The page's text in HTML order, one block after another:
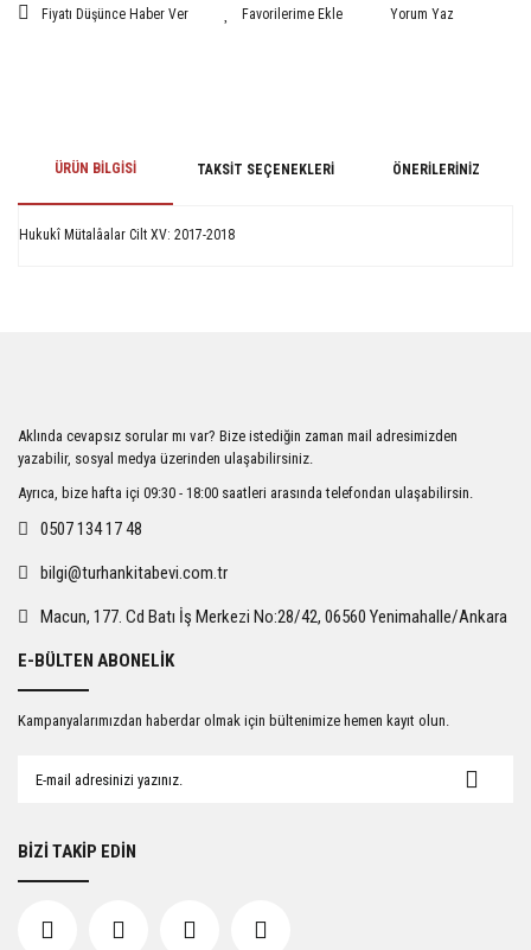
Fiyatı Düşünce Haber Ver Yorum Yaz
ÜRÜN BILGISI TAKSIT SEÇENEKLERI ÖNERILERINIZ
Hukukî Mütalâalar Cilt XV: 2017-2018
Ürün açıklamasında eksik bilgiler bulunuyor.
Ürün bilgilerinde hatalar bulunuyor.
Ürün fiyatı diğer sitelerden daha pahalı.
Gönder
Aklında cevapsız sorular mı var? Bize istediğin zaman mail adresimizden
yazabilir, sosyal medya üzerinden ulaşabilirsiniz.
Ayrıca, bize hafta içi 09:30 - 18:00 saatleri arasında telefondan ulaşabilirsin.
0507 134 17 48
bilgi@turhankitabevi.com.tr
Macun, 177. Cd Batı İş Merkezi No:28/42, 06560 Yenimahalle/Ankara
E-BÜLTEN ABONELİK
Kampanyalarımızdan haberdar olmak için bültenimize hemen kayıt olun.
BİZİ TAKİP EDİN